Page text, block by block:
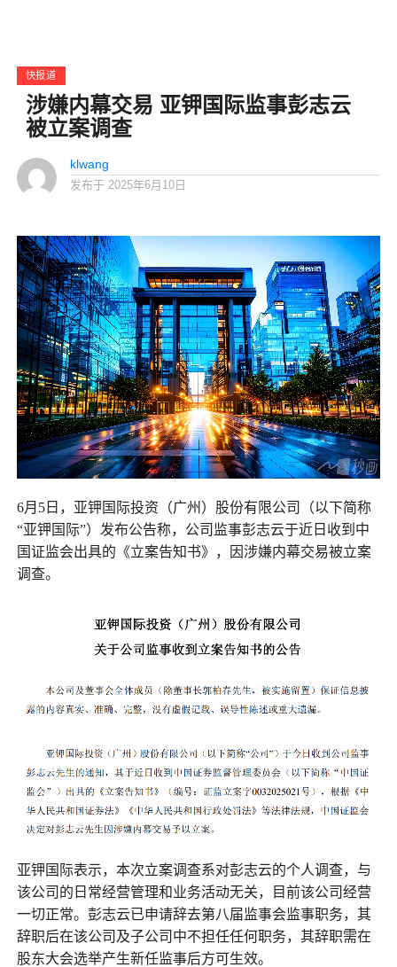
快报道
涉嫌内幕交易 亚钾国际监事彭志云
被立案调查
klwang
发布于 2025年6月10日
6月5日，亚钾国际投资（广州）股份有限公司（以下简称
“亚钾国际”）发布公告称，公司监事彭志云于近日收到中
国证监会出具的《立案告知书》，因涉嫌内幕交易被立案
调查。
亚钾国际表示，本次立案调查系对彭志云的个人调查，与
该公司的日常经营管理和业务活动无关，目前该公司经营
一切正常。彭志云已申请辞去第八届监事会监事职务，其
辞职后在该公司及子公司中不担任任何职务，其辞职需在
股东大会选举产生新任监事后方可生效。